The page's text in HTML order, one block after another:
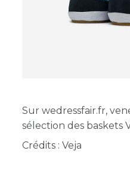
Surwedressfair.fr,
sélection des baskets
Crédits : Veja